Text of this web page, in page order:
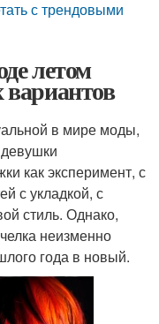
с трендовыми
летом
в мире моды,
как эксперимент, с
с укладкой, с
стиль. Однако,
неизменно
года в новый.